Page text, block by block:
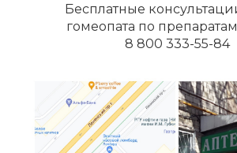
Бесплатные
гомеопата по
8 800 333-55-84